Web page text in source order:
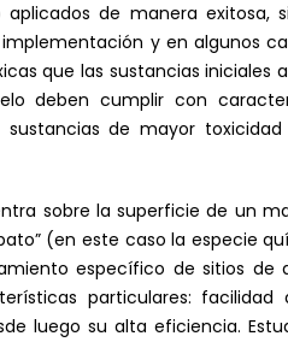
de manera exitosa,
y en algunos
que las sustancias iniciales
deben cumplir con
de mayor
sobre la superficie de un
(en este caso la especie
específico de sitios de
particulares: facilidad
luego su alta eficiencia.